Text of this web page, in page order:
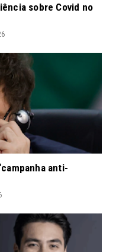
sobre Covid no
anti-